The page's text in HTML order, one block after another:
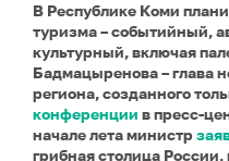
В Республике Коми
туризма – событийный,
культурный, включая
Бадмацыренова – глава
региона, созданного
конференции в пресс-
начале лета министр
грибная столица